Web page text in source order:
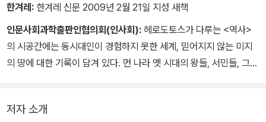
한겨레: 한겨레 신문 2009년 2월 21일 지성 새책
인문사회과학출판인협의회(인사회): 헤로도토스가 다루는 <역사>
의 시공간에는 동시대인이 경험하지 못한 세계, 믿어지지 않는 미지
의 땅에 대한 기록이 담겨 있다. 먼 나라 옛 시대의 왕들, 서민들, 그들
역사적 자료들이 대량으로 제시된다. 기원전 5세기에 집필된 인류 최
저자 소개